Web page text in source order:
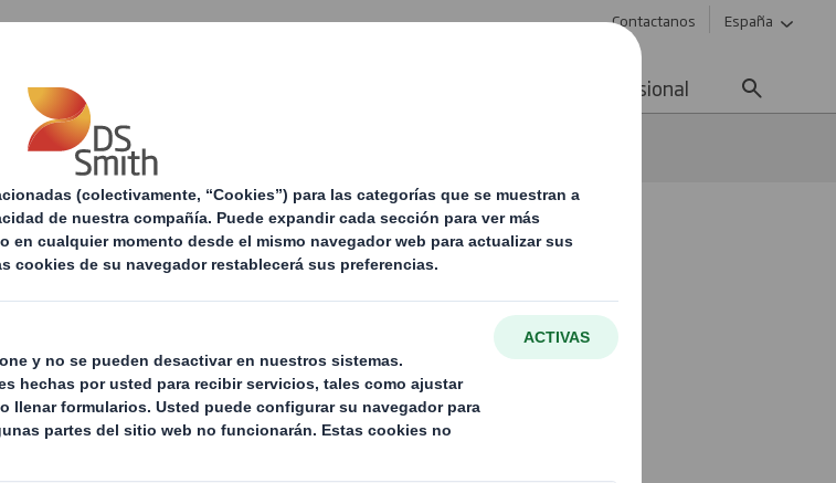
Contactanos España
Productos y servicios Carrera profesional
en contacto con nosotros
en contacto con